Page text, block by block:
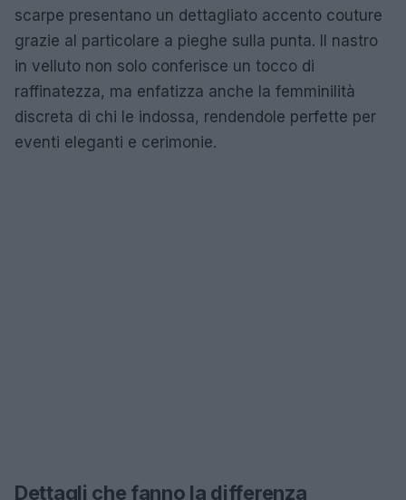
scarpe presentano un dettagliato accento couture
grazie al particolare a pieghe sulla punta. Il nastro
in velluto non solo conferisce un tocco di
raffinatezza, ma enfatizza anche la femminilità
discreta di chi le indossa, rendendole perfette per
eventi eleganti e cerimonie.
Dettagli che fanno la differenza